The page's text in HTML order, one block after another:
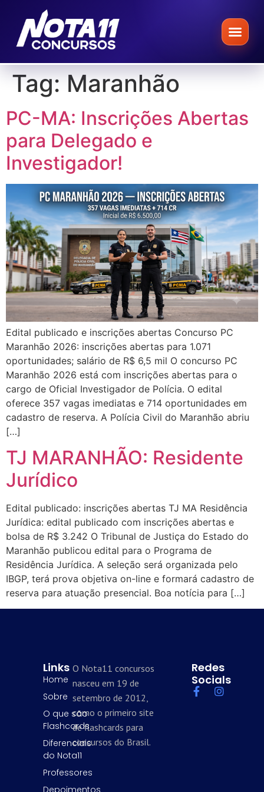
Tag:Maranhão
PC-MA: Inscrições Abertas
para Delegado e
Investigador!
Edital publicado e inscrições abertas Concurso PC
Maranhão 2026: inscrições abertas para 1.071
oportunidades; salário de R$ 6,5 mil O concurso PC
Maranhão 2026 está com inscrições abertas para o
cargo de Oficial Investigador de Polícia. O edital
oferece 357 vagas imediatas e 714 oportunidades em
cadastro de reserva. A Polícia Civil do Maranhão abriu
[…]
TJ MARANHÃO: Residente
Jurídico
Edital publicado: inscrições abertas TJ MA Residência
Jurídica: edital publicado com inscrições abertas e
bolsa de R$ 3.242 O Tribunal de Justiça do Estado do
Maranhão publicou edital para o Programa de
Residência Jurídica. A seleção será organizada pelo
IBGP, terá prova objetiva on-line e formará cadastro de
reserva para atuação presencial. Boa notícia para […]
O Nota11 concursos
nasceu em 19 de
setembro de 2012,
como o primeiro site
de flashcards para
concursos do Brasil.
Links
Home
Sobre
O que são
Flashcards
Diferenciais
do Nota11
Professores
Redes
Socials